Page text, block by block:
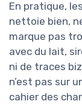
En pratique,
nettoie bien,
marque pas
avec du lait,
ni de traces
n’est pas sur
cahier des